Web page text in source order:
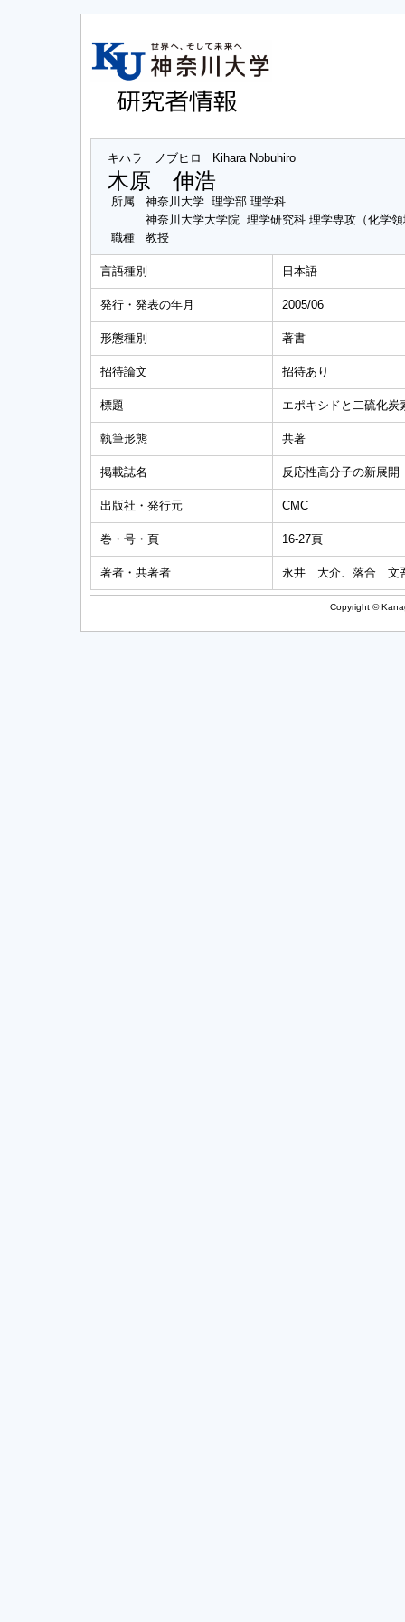
キハラ ノブヒロ Kihara Nobuhiro
木原 伸浩
所属
神奈川大学 理学部 理学科
神奈川大学大学院 理学研究科 理学専攻（化学
職種
教授
言語種別 日本語
発行・発表の年月 2005/06
形態種別 著書
招待論文 招待あり
標題 エポキシドと二硫化炭
執筆形態 共著
掲載誌名 反応性高分子の新展開
出版社・発行元 CMC
巻・号・頁 16-27頁
著者・共著者 永井 大介、落合 文
Copyright ©